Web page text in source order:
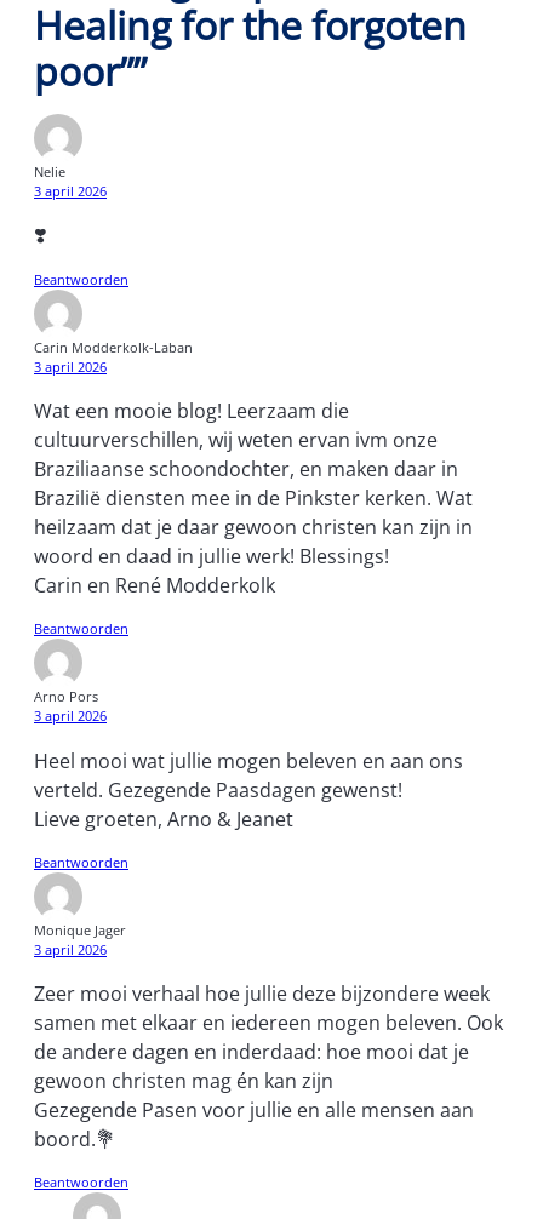
Healing for the forgoten
poor””
Nelie
3 april 2026
❣️
Beantwoorden
Carin Modderkolk-Laban
3 april 2026
Wat een mooie blog! Leerzaam die
cultuurverschillen, wij weten ervan ivm onze
Braziliaanse schoondochter, en maken daar in
Brazilië diensten mee in de Pinkster kerken. Wat
heilzaam dat je daar gewoon christen kan zijn in
woord en daad in jullie werk! Blessings!
Carin en René Modderkolk
Beantwoorden
Arno Pors
3 april 2026
Heel mooi wat jullie mogen beleven en aan ons
verteld. Gezegende Paasdagen gewenst!
Lieve groeten, Arno & Jeanet
Beantwoorden
Monique Jager
3 april 2026
Zeer mooi verhaal hoe jullie deze bijzondere week
samen met elkaar en iedereen mogen beleven. Ook
de andere dagen en inderdaad: hoe mooi dat je
gewoon christen mag én kan zijn
Gezegende Pasen voor jullie en alle mensen aan
boord.💐
Beantwoorden